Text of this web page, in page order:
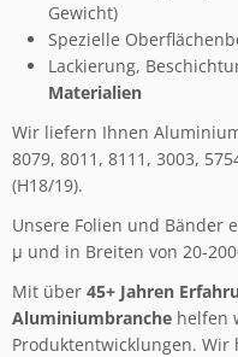
Gewicht)
Spezielle
Lackierung,
Materialien
Wir liefern Ihnen
8079, 8011, 8111, 3003,
(H18/19).
Unsere Folien und Bänder
µ und in Breiten von 20-
Mit über 45+ Jahren
Aluminiumbranche helfen
Produktentwicklungen.